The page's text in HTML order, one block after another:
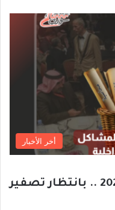
أخر الأخبار
حصاد السياسة السورية 2025 .. بانتظار تصفير